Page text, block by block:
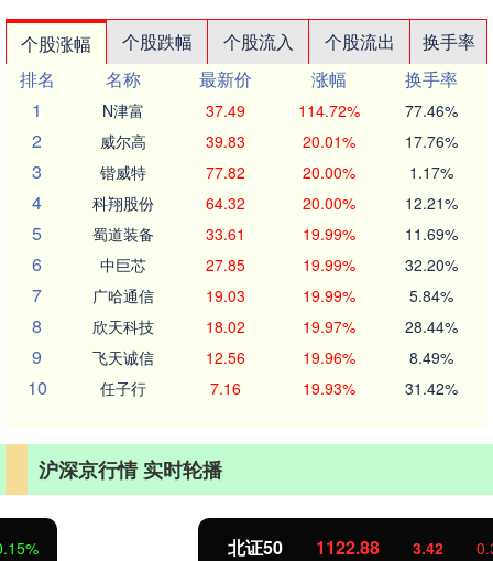
个股涨幅 个股跌幅 个股流入 个股流出
换手率
排名
名称 最新价 涨幅
换手率
1
N津富 37.49 114.72% 77.46%
2 威尔高 39.83 20.01% 17.76%
3 锴威特 77.82 20.00% 1.17%
4 科翔股份 64.32 20.00% 12.21%
5 蜀道装备 33.61 19.99% 11.69%
6 中巨芯 27.85 19.99% 32.20%
7 广哈通信 19.03 19.99% 5.84%
8 欣天科技 18.02 19.97% 28.44%
9 飞天诚信 12.56 19.96% 8.49%
10 任子行 7.16 19.93% 31.42%
沪深京行情 实时轮播
1122.88 0.30%